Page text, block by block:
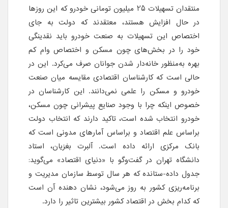
منتقدان تسهیلات 25 میلیون تومانی خودرو که این روزها
در حال افزایش هستند، معتقدند که دولت به جای
اختصاص این تسهیلات به صنعت خودرو باید نقدینگی
خود را در بخش‌های چون مسکن و اختصاص وام کم
بهره به‌منظور خانه‌دار شدن جوانان صرف می‌کرد. این در
حالی است که کارشناسان اقتصادی مقایسه میان صنعت
خودرو و مسکن را علمی نمی‌دانند. این کارشناسان در
خصوص اینکه چرا با وجود صنایع پیشرانی چون مسکن،
خودرو انتخاب شده است، تاکید دارند که انتخاب دولت
براساس علم اقتصاد و براساس آمارهای مدونی است که
بانک مرکزی ارائه داده است. آلبرت بغزیان، استاد
دانشگاه تهران در گفت‌وگو با «دنیای اقتصاد» می‌گوید:
جدول داده-ستانده که هر سال توسط سازمان مدیریت و
برنامه‌ریزی کشور به روز می‌شود، نشان دهنده آن است
که کدام بخش در اقتصاد کشور بیشترین تاثیر را دارد.